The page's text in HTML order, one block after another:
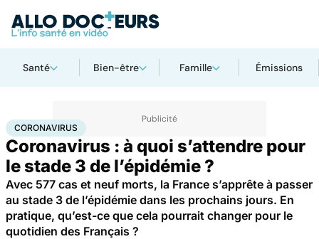
Santé Bien-être Famille Émissions
AccueilSantéMaladies Coronavirus
CORONAVIRUS
Coronavirus : à quoi s’attendre pour
le stade 3 de l’épidémie ?
Avec 577 cas et neuf morts, la France s’apprête à passer
au stade 3 de l’épidémie dans les prochains jours. En
pratique, qu’est-ce que cela pourrait changer pour le
quotidien des Français ?